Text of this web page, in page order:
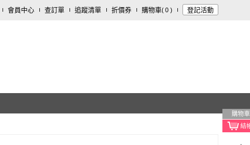
會員中心 查訂單 追蹤清單 折價券 購物車( 0 ) 登記活動
購物車